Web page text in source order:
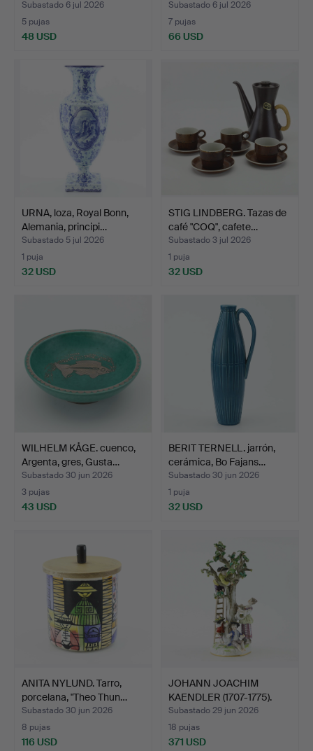
Subastado 6 jul 2026
5 pujas
48 USD
Subastado 6 jul 2026
7 pujas
66 USD
URNA, loza, Royal Bonn,
Alemania, principi…
Subastado 5 jul 2026
1 puja
32 USD
STIG LINDBERG. Tazas de
café "COQ", cafete…
Subastado 3 jul 2026
1 puja
32 USD
WILHELM KÅGE. cuenco,
Argenta, gres, Gusta…
Subastado 30 jun 2026
3 pujas
43 USD
BERIT TERNELL. jarrón,
cerámica, Bo Fajans…
Subastado 30 jun 2026
1 puja
32 USD
ANITA NYLUND. Tarro,
porcelana, "Theo Thun…
Subastado 30 jun 2026
8 pujas
116 USD
JOHANN JOACHIM
KAENDLER (1707-1775).
Según…
Subastado 29 jun 2026
18 pujas
371 USD